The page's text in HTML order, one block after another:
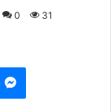
0 31